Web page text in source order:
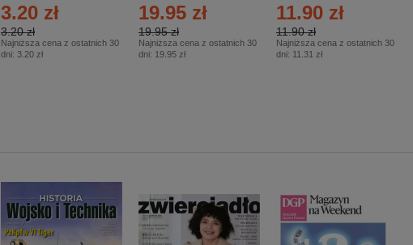
3.20 zł
3.20 zł
Najniższa cena z ostatnich 30
dni: 3.20 zł
19.95 zł
19.95 zł
Najniższa cena z ostatnich 30
dni: 19.95 zł
11.90 zł
11.90 zł
Najniższa cena z ostatnich 30
dni: 11.31 zł